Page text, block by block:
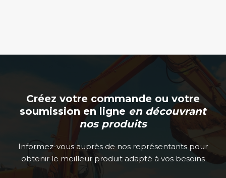
Créez votre commande ou votre
soumission en ligne en découvrant
nos produits
Informez-vous auprès de nos représentants pour
obtenir le meilleur produit adapté à vos besoins